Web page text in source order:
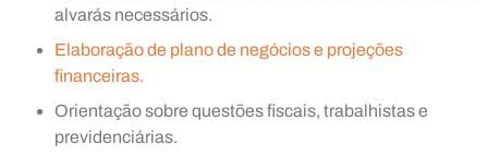
alvarás necessários.
Elaboração de plano de negócios e projeções
financeiras.
Orientação sobre questões fiscais, trabalhistas e
previdenciárias.